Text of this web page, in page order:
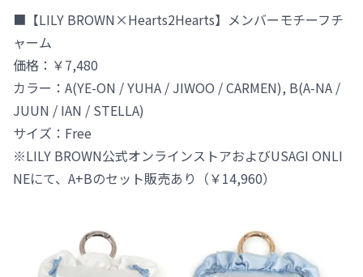
■【LILY BROWN×Hearts2Hearts】メンバーモチーフチ
ャーム
価格：￥7,480
カラー：A(YE-ON / YUHA / JIWOO / CARMEN), B(A-NA /
JUUN / IAN / STELLA)
サイズ：Free
※LILY BROWN公式オンラインストアおよびUSAGI ONLI
NEにて、A+Bのセット販売あり（￥14,960）